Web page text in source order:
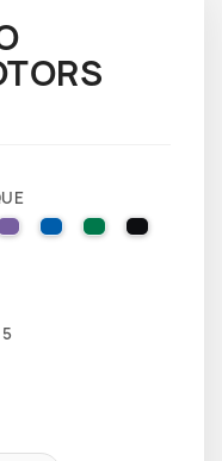
PINK
043 LAVENDER
051 GENTIAN BLUE
061 GREEN
070